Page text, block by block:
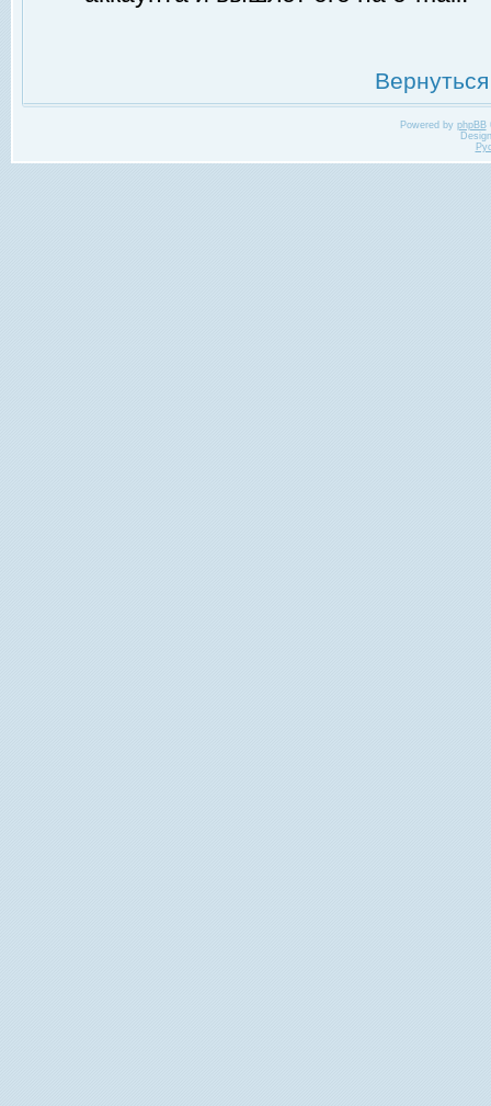
Powered by phpBB